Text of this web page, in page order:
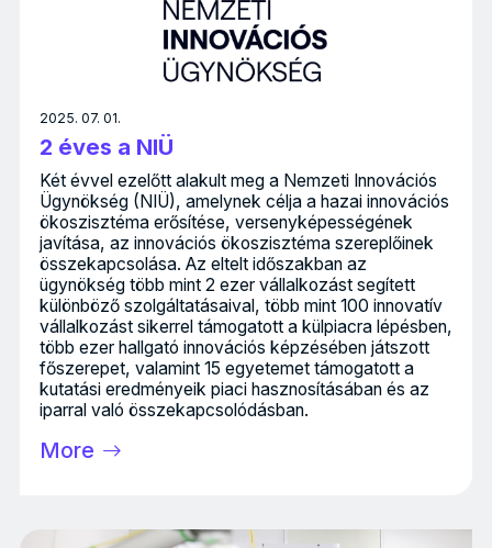
2025. 07. 01.
2 éves a NIÜ
Két évvel ezelőtt alakult meg a Nemzeti Innovációs
Ügynökség (NIÜ), amelynek célja a hazai innovációs
ökoszisztéma erősítése, versenyképességének
javítása, az innovációs ökoszisztéma szereplőinek
összekapcsolása. Az eltelt időszakban az
ügynökség több mint 2 ezer vállalkozást segített
különböző szolgáltatásaival, több mint 100 innovatív
vállalkozást sikerrel támogatott a külpiacra lépésben,
több ezer hallgató innovációs képzésében játszott
főszerepet, valamint 15 egyetemet támogatott a
kutatási eredményeik piaci hasznosításában és az
iparral való összekapcsolódásban.
More